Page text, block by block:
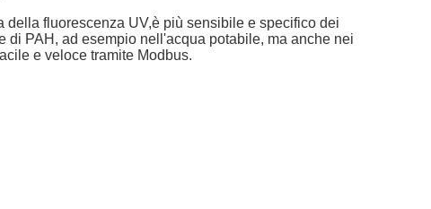
fluorescenza UV,è più sensibile e specifico dei
PAH, ad esempio nell'acqua potabile, ma anche nei
e veloce tramite Modbus.